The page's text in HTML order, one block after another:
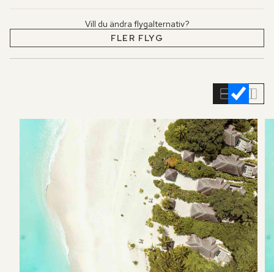
Vill du ändra flygalternativ?
FLER FLYG